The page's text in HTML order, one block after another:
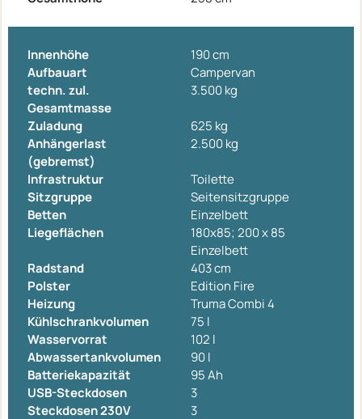
Innenhöhe
190 cm
Aufbauart
Campervan
techn. zul.
Gesamtmasse
3.500 kg
Zuladung
625 kg
Anhängerlast
(gebremst)
2.500 kg
Infrastruktur
Toilette
Sitzgruppe
Seitensitzgruppe
Betten
Einzelbett
Liegeflächen
180x85; 200 x 85
Einzelbett
Radstand
403 cm
Polster
Edition Fire
Heizung
Truma Combi 4
Kühlschrankvolumen
75 l
Wasservorrat
102 l
Abwassertankvolumen
90 l
Batteriekapazität
95 Ah
USB-Steckdosen
3
Steckdosen 230V
3